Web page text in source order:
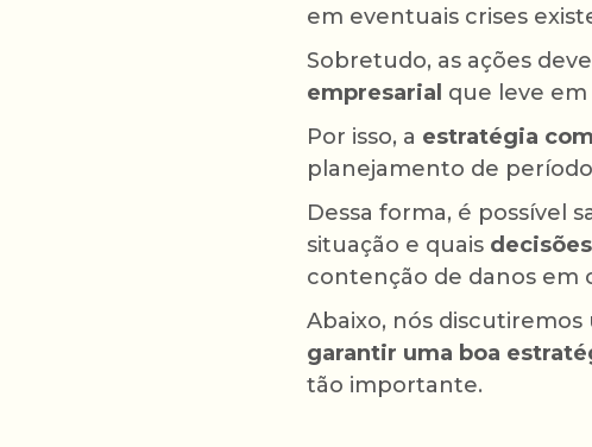
em eventuais crises
Sobretudo, as ações
empresarial que leve
Por isso, a estratégia
planejamento de
Dessa forma, é possível
situação e quais
contenção de danos em
Abaixo, nós
garantir uma boa
tão importante.